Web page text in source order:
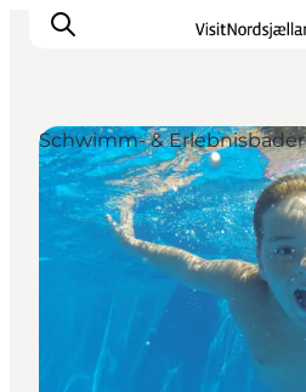
Highlights
Erlebnisse
Geschmack
Unterkünfte
Städte
Reiseplanung
Schwimm- & Erlebnisbäder